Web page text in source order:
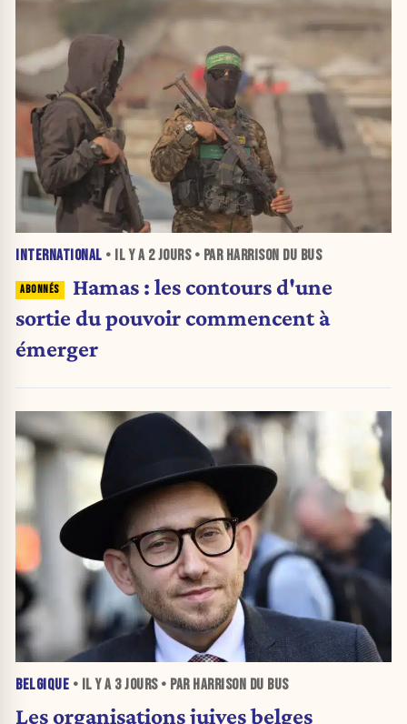
INTERNATIONAL • IL Y A 2 JOURS• PAR HARRISON DU BUS
Hamas : les contours d'une
sortie du pouvoir commencent à
émerger
BELGIQUE • IL Y A 3 JOURS• PAR HARRISON DU BUS
Les organisations juives belges